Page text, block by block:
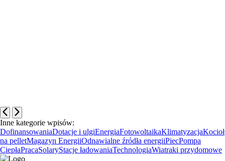
Inne kategorie wpisów:
DofinansowaniaDotacje i ulgiEnergiaFotowoltaikaKlimatyzacjaKocioł
na pelletMagazyn EnergiiOdnawialne źródła energiiPiecPompa
CiepłaPracaSolaryStacje ładowaniaTechnologiaWiatraki przydomowe